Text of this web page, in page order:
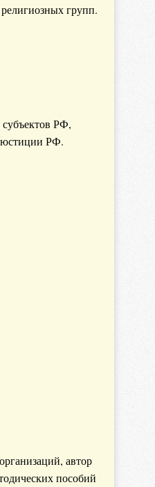
групп.
РФ,
юстиции РФ.
автор
пособий